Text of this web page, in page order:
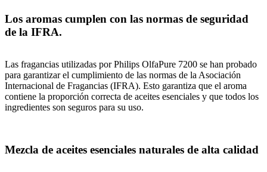
Los aromas cumplen con las normas de seguridad
de la IFRA.
Las fragancias utilizadas por Philips OlfaPure 7200 se han probado
para garantizar el cumplimiento de las normas de la Asociación
Internacional de Fragancias (IFRA). Esto garantiza que el aroma
contiene la proporción correcta de aceites esenciales y que todos los
ingredientes son seguros para su uso.
Mezcla de aceites esenciales naturales de alta calidad